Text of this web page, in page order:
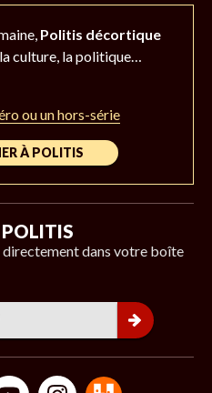
Politis décortique
la culture, la politique…
ou un hors-série
À POLITIS
directement dans votre boîte